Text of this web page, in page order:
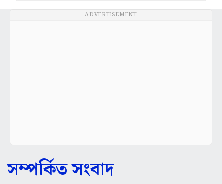
ADVERTISEMENT
সম্পর্কিত সংবাদ